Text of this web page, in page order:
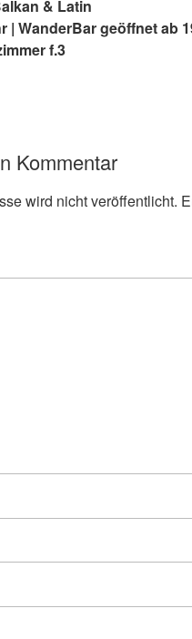
& Latin
| WanderBar geöffnet ab
f.3
Kommentar
wird nicht veröffentlicht.